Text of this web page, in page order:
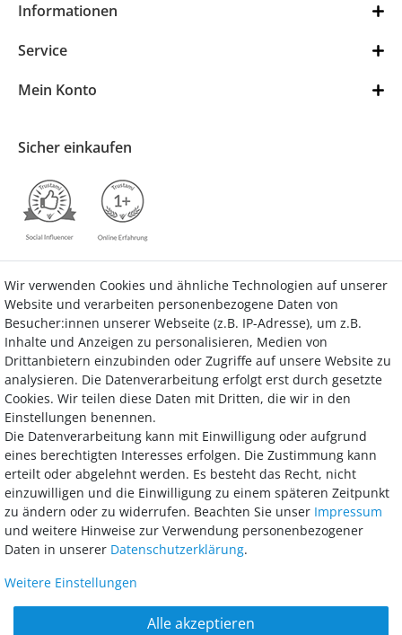
Informationen
Service
Mein Konto
Sicher einkaufen
Vertrag widerrufen Kontakt
Bezahlung
Wir bieten Ihnen viele Möglichkeiten einer sicheren und bequemen
Bezahlung.
Widerrufsrecht Datenschutz
Wir verwenden Cookies und ähnliche Technologien auf unserer
Website und verarbeiten personenbezogene Daten von
Besucher:innen unserer Webseite (z.B. IP-Adresse), um z.B.
Inhalte und Anzeigen zu personalisieren, Medien von
Drittanbietern einzubinden oder Zugriffe auf unsere Website zu
analysieren. Die Datenverarbeitung erfolgt erst durch gesetzte
Cookies. Wir teilen diese Daten mit Dritten, die wir in den
Einstellungen benennen.
Die Datenverarbeitung kann mit Einwilligung oder aufgrund
eines berechtigten Interesses erfolgen. Die Zustimmung kann
erteilt oder abgelehnt werden. Es besteht das Recht, nicht
einzuwilligen und die Einwilligung zu einem späteren Zeitpunkt
zu ändern oder zu widerrufen. Beachten Sie unser Impressum
und weitere Hinweise zur Verwendung personenbezogener
Daten in unserer Daten­schutz­erklärung.
Weitere Einstellungen
Alle akzeptieren